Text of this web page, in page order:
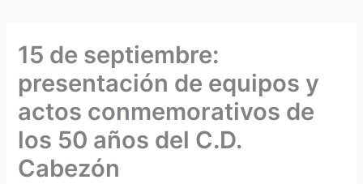
15 de septiembre:
presentación de equipos y
actos conmemorativos de
los 50 años del C.D.
Cabezón